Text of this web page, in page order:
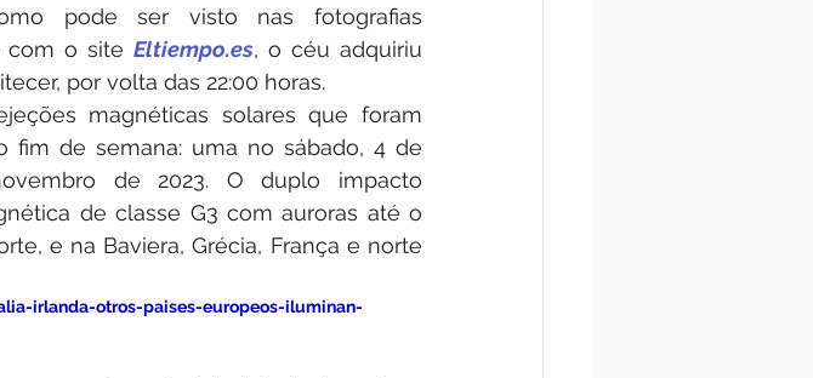
pode ser visto nas fotografias
com o site Eltiempo.es, o céu adquiriu
por volta das 22:00 horas.
magnéticas solares que foram
fim de semana: uma no sábado, 4 de
de 2023. O duplo impacto
de classe G3 com auroras até o
e na Baviera, Grécia, França e norte
irlanda-otros-paises-europeos-iluminan-